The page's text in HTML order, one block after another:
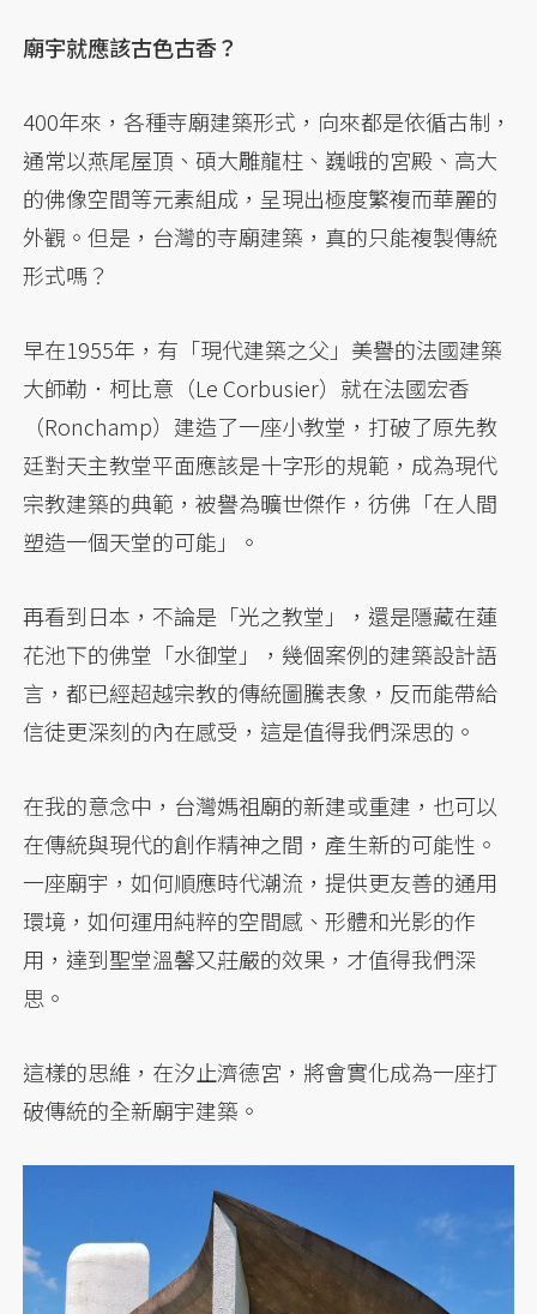
廟宇就應該古色古香？
400年來，各種寺廟建築形式，向來都是依循古制，
通常以燕尾屋頂、碩大雕龍柱、巍峨的宮殿、高大
的佛像空間等元素組成，呈現出極度繁複而華麗的
外觀。但是，台灣的寺廟建築，真的只能複製傳統
形式嗎？
早在1955年，有「現代建築之父」美譽的法國建築
大師勒．柯比意（Le Corbusier）就在法國宏香
（Ronchamp）建造了一座小教堂，打破了原先教
廷對天主教堂平面應該是十字形的規範，成為現代
宗教建築的典範，被譽為曠世傑作，彷佛「在人間
塑造一個天堂的可能」。
再看到日本，不論是「光之教堂」，還是隱藏在蓮
花池下的佛堂「水御堂」，幾個案例的建築設計語
言，都已經超越宗教的傳統圖騰表象，反而能帶給
信徒更深刻的內在感受，這是值得我們深思的。
在我的意念中，台灣媽祖廟的新建或重建，也可以
在傳統與現代的創作精神之間，產生新的可能性。
一座廟宇，如何順應時代潮流，提供更友善的通用
環境，如何運用純粹的空間感、形體和光影的作
用，達到聖堂溫馨又莊嚴的效果，才值得我們深
思。
這樣的思維，在汐止濟德宮，將會實化成為一座打
破傳統的全新廟宇建築。